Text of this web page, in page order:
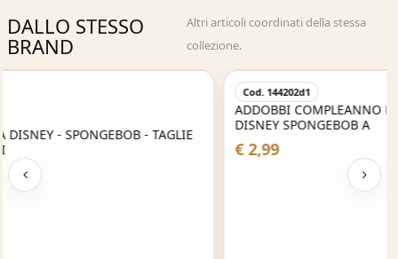
DALLO STESSO
BRAND
Altri articoli coordinati della stessa
collezione.
Acquisto Veloce
ADDOBBI COMPLEANNO FESTA BLOCCHETTO DA 30 INVITI -